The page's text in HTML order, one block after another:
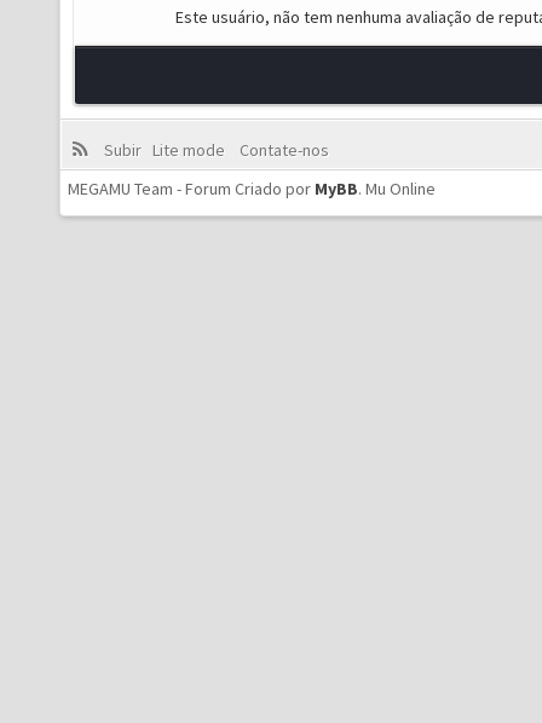
Este usuário, não tem nenhuma avaliação de
Subir Lite mode
Contate-nos
MEGAMU Team - Forum Criado por MyBB. Mu Online